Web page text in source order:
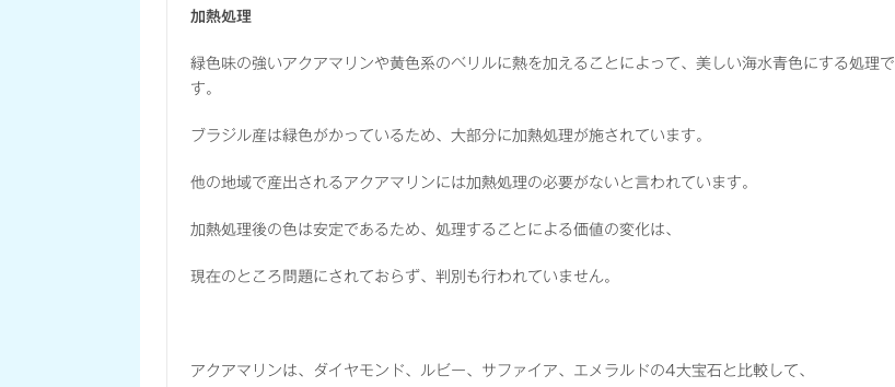
加熱処理
緑色味の強いアクアマリンや黄色系のベリルに熱を加えることによって、美しい海水青色にする処理で
す。
ブラジル産は緑色がかっているため、大部分に加熱処理が施されています。
他の地域で産出されるアクアマリンには加熱処理の必要がないと言われています。
加熱処理後の色は安定であるため、処理することによる価値の変化は、
現在のところ問題にされておらず、判別も行われていません。
アクアマリンは、ダイヤモンド、ルビー、サファイア、エメラルドの4大宝石と比較して、